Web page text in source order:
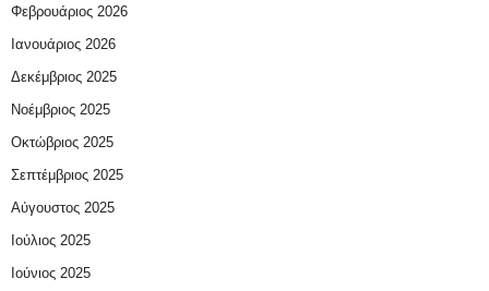
Φεβρουάριος 2026
Ιανουάριος 2026
Δεκέμβριος 2025
Νοέμβριος 2025
Οκτώβριος 2025
Σεπτέμβριος 2025
Αύγουστος 2025
Ιούλιος 2025
Ιούνιος 2025